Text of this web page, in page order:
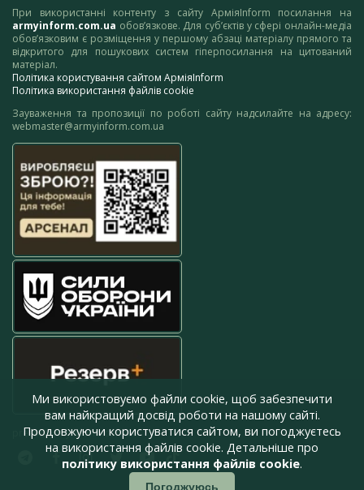
При використанні контенту з сайту АрміяInform посилання на
armyinform.com.ua обов’язкове. Для суб’єктів у сфері онлайн-медіа
обов’язковим є розміщення у першому абзаці матеріалу прямого та
відкритого для пошукових систем гіперпосилання на цитований
матеріал.
Політика користування сайтом АрміяInform
Політика використання файлів cookie
Зауваження та пропозиції по роботі сайту надсилайте на адресу:
webmaster@armyinform.com.ua
press@armyinform.com.ua
Ми використовуємо файли cookie, щоб забезпечити
вам найкращий досвід роботи на нашому сайті.
Продовжуючи користуватися сайтом, ви погоджуєтесь
на використання файлів cookie. Детальніше про
політику використання файлів cookie.
Погоджуюсь